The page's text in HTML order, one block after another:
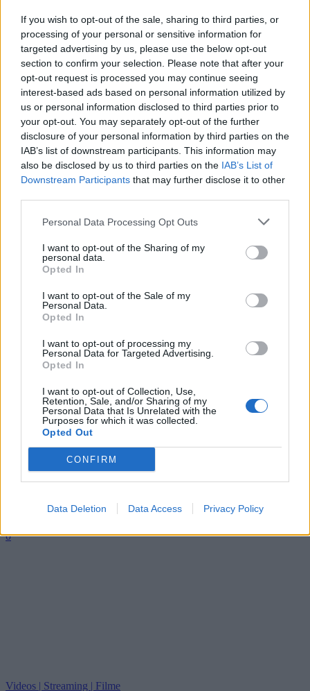
If you wish to opt-out of the sale, sharing to third parties, or
processing of your personal or sensitive information for
targeted advertising by us, please use the below opt-out
section to confirm your selection. Please note that after your
opt-out request is processed you may continue seeing
interest-based ads based on personal information utilized by
us or personal information disclosed to third parties prior to
your opt-out. You may separately opt-out of the further
disclosure of your personal information by third parties on the
IAB’s list of downstream participants. This information may
also be disclosed by us to third parties on the IAB’s List of
Downstream Participants that may further disclose it to other
Personal Data Processing Opt Outs
I want to opt-out of the Sharing of my
personal data.
Opted In
I want to opt-out of the Sale of my
Personal Data.
Opted In
I want to opt-out of processing my
Personal Data for Targeted Advertising.
Opted In
I want to opt-out of Collection, Use,
Retention, Sale, and/or Sharing of my
Personal Data that Is Unrelated with the
Purposes for which it was collected.
Opted Out
CONFIRM
Data Deletion Data Access Privacy Policy
Videos | Streaming | Filme
Neu auf Netflix – Das kommt im Januar 2025
GamerInfos - 2. Januar 2025
Videos | Streaming | Filme
Amazon „Secret Level“ – Staffel 2 kommt
GamerInfos - 18. Dezember 2024
Videos | Streaming | Filme
28 Years Later: Erster Trailer veröffentlicht
0
Videos | Streaming | Filme